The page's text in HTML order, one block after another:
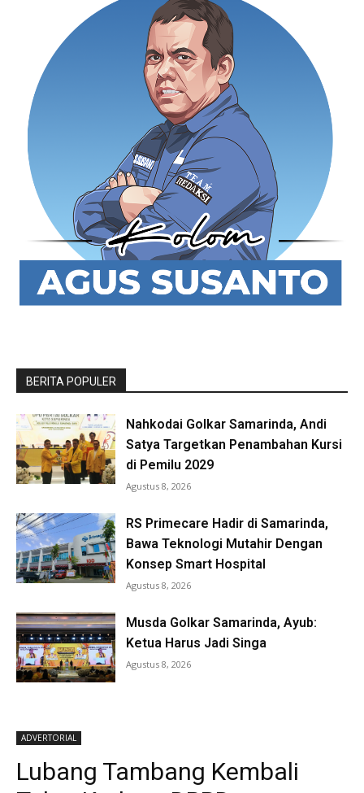
BERITA POPULER
Nahkodai Golkar Samarinda, Andi
Satya Targetkan Penambahan Kursi
di Pemilu 2029
Agustus 8, 2026
RS Primecare Hadir di Samarinda,
Bawa Teknologi Mutahir Dengan
Konsep Smart Hospital
Agustus 8, 2026
Musda Golkar Samarinda, Ayub:
Ketua Harus Jadi Singa
Agustus 8, 2026